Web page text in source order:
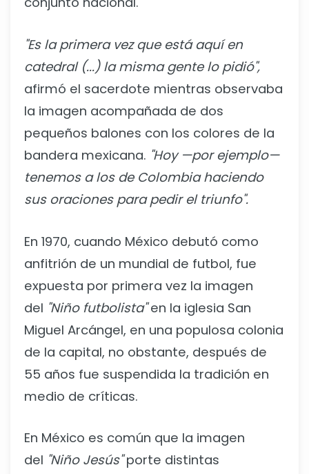
"Es la primera vez que está aquí en
catedral (...) la misma gente lo pidió",
afirmó el sacerdote mientras observaba
la imagen acompañada de dos
pequeños balones con los colores de la
bandera mexicana. "Hoy —por ejemplo—
tenemos a los de Colombia haciendo
sus oraciones para pedir el triunfo".
En 1970, cuando México debutó como
anfitrión de un mundial de futbol, fue
expuesta por primera vez la imagen
del "Niño futbolista"en la iglesia San
Miguel Arcángel, en una populosa colonia
de la capital, no obstante, después de
55 años fue suspendida la tradición en
medio de críticas.
En México es común que la imagen
del "Niño Jesús"porte distintas